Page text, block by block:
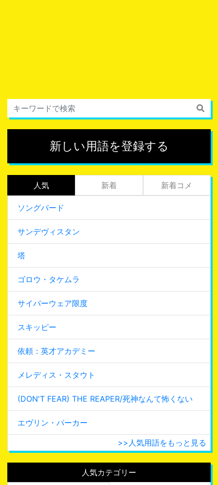
新しい用語を登録する
人気 新着 新着コメ
ソングバード
サンデヴィスタン
塔
ゴロウ・タケムラ
サイバーウェア限度
スキッピー
依頼：英才アカデミー
メレディス・スタウト
(DON'T FEAR) THE REAPER/死神なんて怖くない
エヴリン・パーカー
>>人気用語をもっと見る
人気カテゴリー